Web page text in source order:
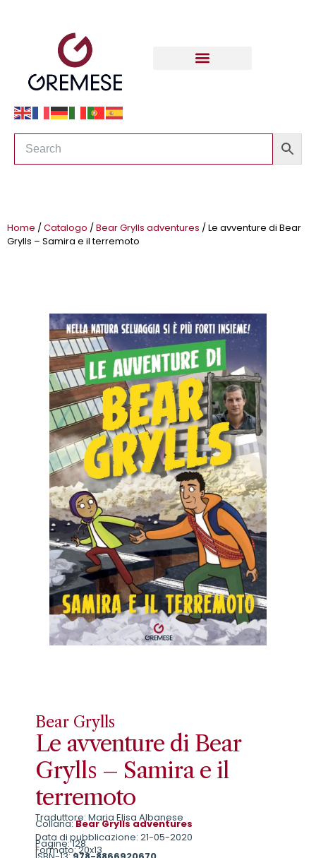
Home /Catalogo /Bear Grylls adventures / Le avventure di Bear
Grylls – Samira e il terremoto
Bear Grylls
Le avventure di Bear
Grylls – Samira e il
terremoto
Traduttore: Maria Elisa Albanese
Collana:Bear Grylls adventures
Data di pubblicazione: 21-05-2020
Pagine: 128
Formato: 20x13